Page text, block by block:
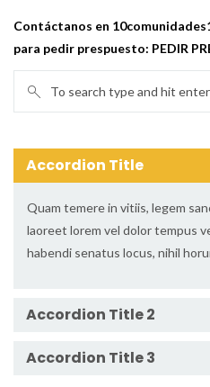
Contáctanos en
para pedir prespuesto: PEDIR
Accordion Title
Quam temere in vitiis, legem
laoreet lorem vel dolor tempus
habendi senatus locus, nihil
Accordion Title 2
Accordion Title 3